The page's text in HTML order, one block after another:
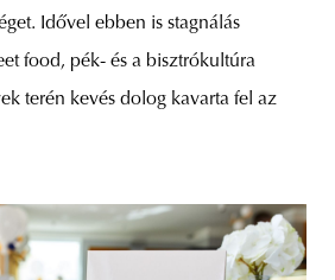
Idővel ebben is stagnálás
food, pék- és a bisztrókultúra
terén kevés dolog kavarta fel az